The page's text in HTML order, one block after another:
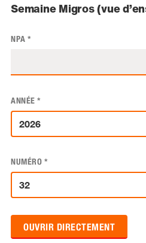
Semaine Migros (vue
NPA *
ANNÉE *
NUMÉRO *
OUVRIR DIRECTEMENT